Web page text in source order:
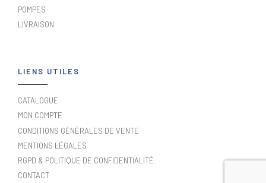
POMPES
LIVRAISON
LIENS UTILES
CATALOGUE
MON COMPTE
CONDITIONS GÉNÉRALES DE VENTE
MENTIONS LÉGALES
RGPD & POLITIQUE DE CONFIDENTIALITÉ
CONTACT